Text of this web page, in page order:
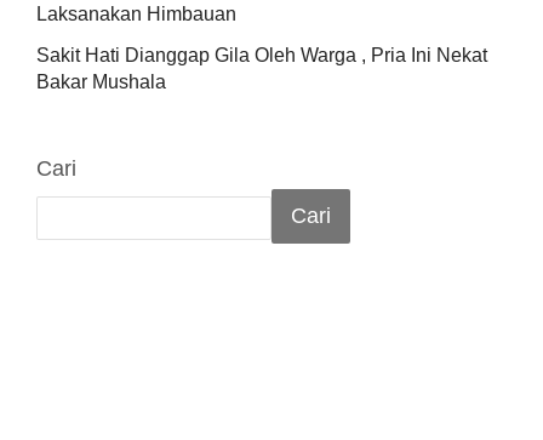
Laksanakan Himbauan
Sakit Hati Dianggap Gila Oleh Warga , Pria Ini Nekat
Bakar Mushala
Cari
Cari